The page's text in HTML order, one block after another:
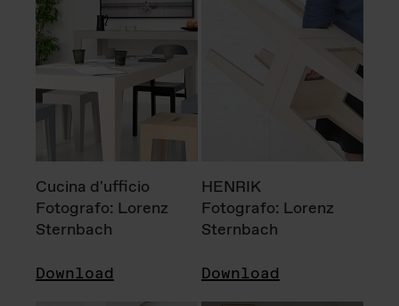
Cucina d'ufficio
Fotografo: Lorenz
Sternbach
Download
HENRIK
Fotografo: Lorenz
Sternbach
Download